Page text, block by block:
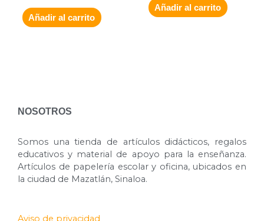
Añadir al carrito
Añadir al carrito
NOSOTROS
Somos una tienda de artículos didácticos, regalos
educativos y material de apoyo para la enseñanza.
Artículos de papelería escolar y oficina, ubicados en
la ciudad de Mazatlán, Sinaloa.
Aviso de privacidad